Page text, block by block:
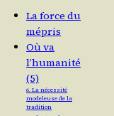
La force du
mépris
Où va
l’humanité
(5)
6. La nécessité
modeleuse de la
tradition